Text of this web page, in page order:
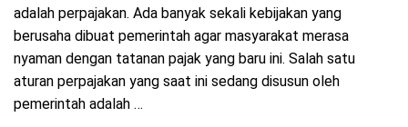
adalah perpajakan. Ada banyak sekali kebijakan yang
berusaha dibuat pemerintah agar masyarakat merasa
nyaman dengan tatanan pajak yang baru ini. Salah satu
aturan perpajakan yang saat ini sedang disusun oleh
pemerintah adalah …